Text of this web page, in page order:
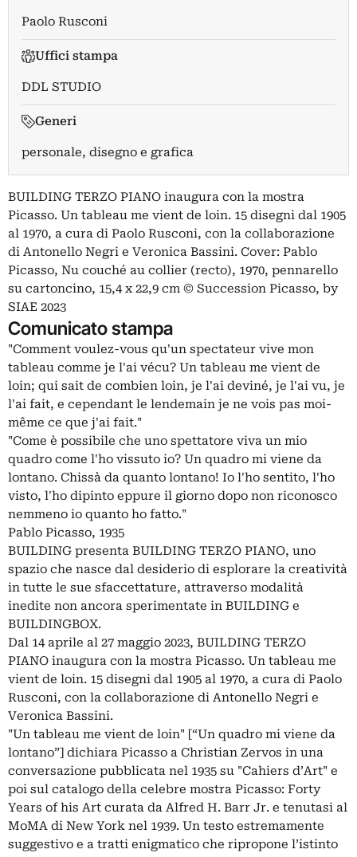
Paolo Rusconi
Uffici stampa
DDL STUDIO
Generi
personale, disegno e grafica
BUILDING TERZO PIANO inaugura con la mostra
Picasso. Un tableau me vient de loin. 15 disegni dal 1905
al 1970, a cura di Paolo Rusconi, con la collaborazione
di Antonello Negri e Veronica Bassini. Cover: Pablo
Picasso, Nu couché au collier (recto), 1970, pennarello
su cartoncino, 15,4 x 22,9 cm © Succession Picasso, by
SIAE 2023
Comunicato stampa
"Comment voulez-vous qu'un spectateur vive mon
tableau comme je l'ai vécu? Un tableau me vient de
loin; qui sait de combien loin, je l'ai deviné, je l'ai vu, je
l'ai fait, e cependant le lendemain je ne vois pas moi-
même ce que j'ai fait."
"Come è possibile che uno spettatore viva un mio
quadro come l'ho vissuto io? Un quadro mi viene da
lontano. Chissà da quanto lontano! Io l'ho sentito, l'ho
visto, l'ho dipinto eppure il giorno dopo non riconosco
nemmeno io quanto ho fatto."
Pablo Picasso, 1935
BUILDING presenta BUILDING TERZO PIANO, uno
spazio che nasce dal desiderio di esplorare la creatività
in tutte le sue sfaccettature, attraverso modalità
inedite non ancora sperimentate in BUILDING e
BUILDINGBOX.
Dal 14 aprile al 27 maggio 2023, BUILDING TERZO
PIANO inaugura con la mostra Picasso. Un tableau me
vient de loin. 15 disegni dal 1905 al 1970, a cura di Paolo
Rusconi, con la collaborazione di Antonello Negri e
Veronica Bassini.
"Un tableau me vient de loin" [“Un quadro mi viene da
lontano”] dichiara Picasso a Christian Zervos in una
conversazione pubblicata nel 1935 su "Cahiers d’Art" e
poi sul catalogo della celebre mostra Picasso: Forty
Years of his Art curata da Alfred H. Barr Jr. e tenutasi al
MoMA di New York nel 1939. Un testo estremamente
suggestivo e a tratti enigmatico che ripropone l’istinto